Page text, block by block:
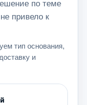
по теме
привело к
тип основания,
и